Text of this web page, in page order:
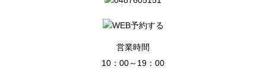
営業時間
10：00～19：00